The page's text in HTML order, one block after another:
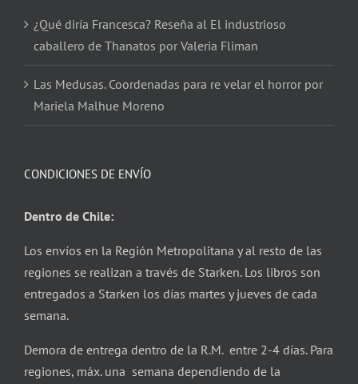
¿Qué diría Francesca? Reseña al El industrioso
caballero de Thanatos por Valeria Fliman
Las Medusas. Coordenadas para re velar el horror por
Mariela Malhue Moreno
CONDICIONES DE ENVÍO
Dentro de Chile:
Los envíos en la Región Metropolitana y al resto de las
regiones se realizan a través de Starken. Los libros son
entregados a Starken los días martes y jueves de cada
semana.
Demora de entrega dentro de la R.M. entre 2-4 días. Para
regiones, máx. una semana dependiendo de la